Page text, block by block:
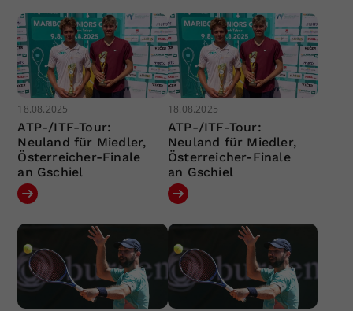
18.08.2025
ATP-/ITF-Tour:
Neuland für Miedler,
Österreicher-Finale
an Gschiel
18.08.2025
ATP-/ITF-Tour:
Neuland für Miedler,
Österreicher-Finale
an Gschiel